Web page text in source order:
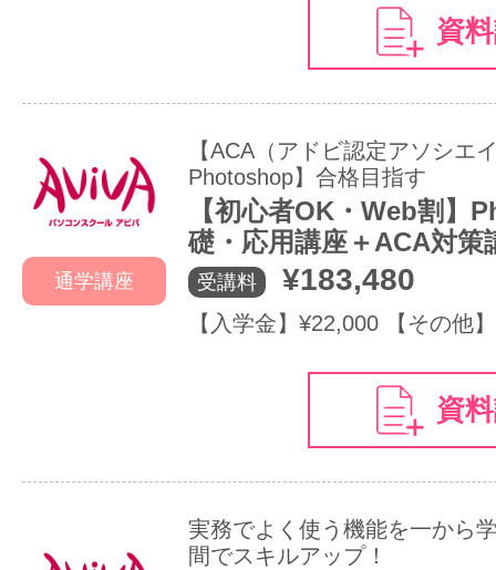
資
通学講座
【ACA（アドビ認定アソシエ
Photoshop】合格目指す
【初心者OK・Web割】
礎・応用講座＋ACA対策
受講料 ¥183,480
【入学金】¥22,000 【その他
資
実務でよく使う機能を一から
間でスキルアップ！